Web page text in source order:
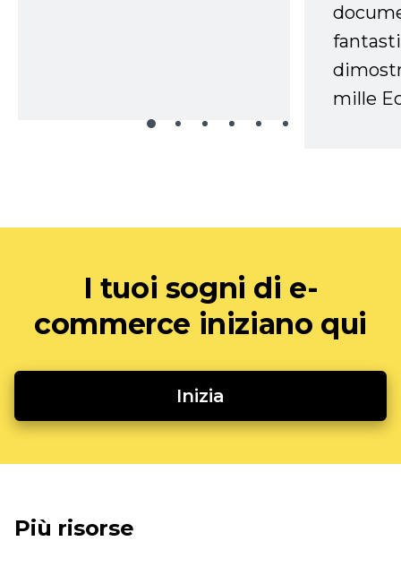
mille
I tuoi sogni di e-
commerce iniziano qui
Inizia
Più risorse